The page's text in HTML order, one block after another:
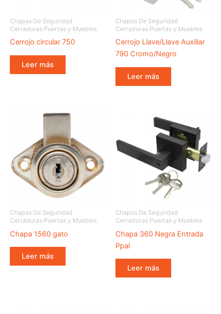
Chapas De Seguridad
Cerraduras Puertas y Muebles
Cerrojo circular 750
Leer más
Chapas De Seguridad
Cerraduras Puertas y Muebles
Cerrojo Llave/Llave Auxiliar
790 Cromo/Negro
Leer más
Chapas De Seguridad
Cerraduras Puertas y Muebles
Chapa 1560 gato
Leer más
Chapas De Seguridad
Cerraduras Puertas y Muebles
Chapa 360 Negra Entrada
Ppal
Leer más